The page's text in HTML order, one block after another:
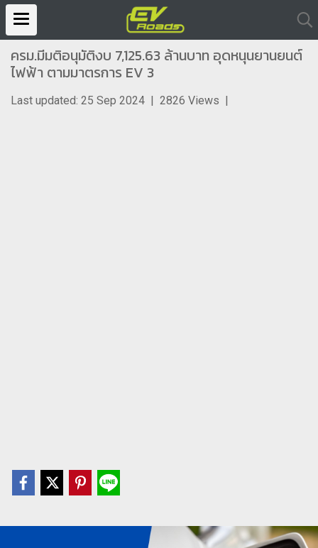
ครม.มีมติอนุมัติงบ 7,125.63 ล้านบาท อุดหนุนยานยนต์
ไฟฟ้า ตามมาตรการ EV 3
Last updated: 25 Sep 2024 | 2826 Views |